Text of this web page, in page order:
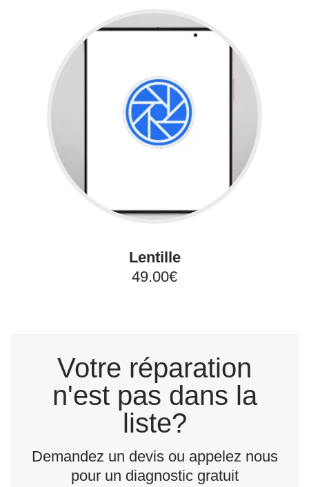
Lentille
49.00€
Votre réparation
n'est pas dans la
liste?
Demandez un devis ou appelez nous
pour un diagnostic gratuit